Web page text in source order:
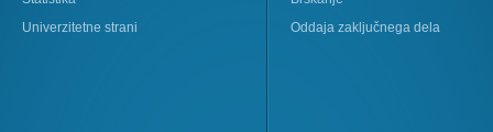
Univerzitetne strani
Oddaja zaključnega dela